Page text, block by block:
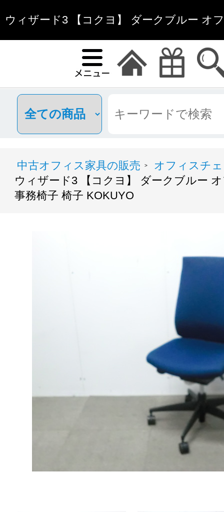
ウィザード3 【コクヨ】 ダークブルー オ
務椅子 椅子 KOKUYO | 中
中古オフィス家具の販売 >
オフィスチ
ウィザード3 【コクヨ】 ダークブルー
事務椅子 椅子 KOKUYO